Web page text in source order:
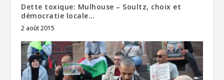
Dette toxique: Mulhouse – Soultz, choix et
démocratie locale…
2 août 2015